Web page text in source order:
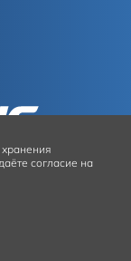
согласие на